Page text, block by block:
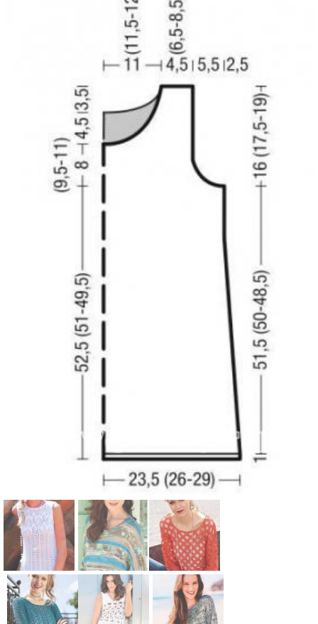
Схема:
вязаное
Схема:
полосатый
Схема:
платье-